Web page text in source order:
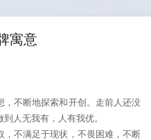
寓意
，不断地探索和开创。走前人还没
人无我有，人有我优。
，不满足于现状，不畏困难，不断